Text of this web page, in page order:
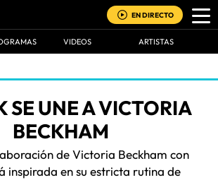
EN DIRECTO
VIDEOS ARTISTAS
SE UNE A VICTORIA
BECKHAM
de Victoria Beckham con
inspirada en su estricta rutina de